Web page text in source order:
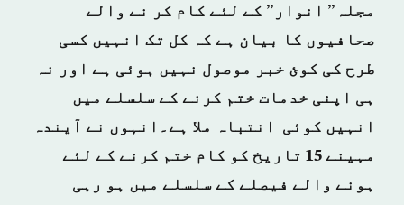
مجلہ” انوار” کے لئے کام کر نے والے
صحافیوں کا بیان ہے کہ کل تک انہیں کسی
طرح کی کوئ خبر موصول نہیں ہوئی ہے اور نہ
ہی اپنی خدمات ختم کرنے کے سلسلے میں
انہیں کوئی انتباہ ملا ہے۔انہوں نے آیندہ
مہینے 15 تاریخ کو کام ختم کرنے کے لئے
ہونے والے فیصلے کے سلسلے میں ہو رہی